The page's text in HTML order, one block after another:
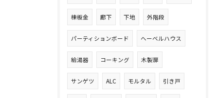
棟板金 廊下 下地 外階段
パーティションボード ヘーベルハウス
給湯器 コーキング 木製扉
サンゲツ ALC モルタル 引き戸